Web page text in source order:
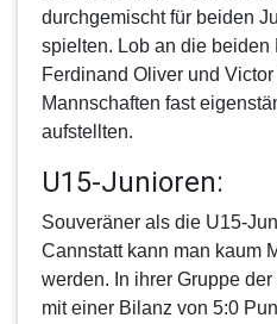
durchgemischt für beiden
spielten. Lob an die beiden
Ferdinand Oliver und
Mannschaften fast
aufstellten.
U15-Junioren:
Souveräner als die U15-
Cannstatt kann man kaum
werden. In ihrer Gruppe
mit einer Bilanz von 5:0